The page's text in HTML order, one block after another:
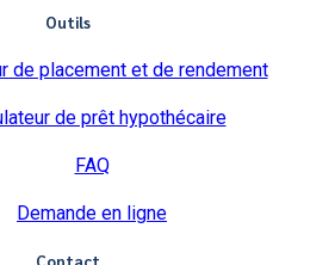
Outils
de placement et de rendement
de prêt hypothécaire
FAQ
Demande en ligne
Contact